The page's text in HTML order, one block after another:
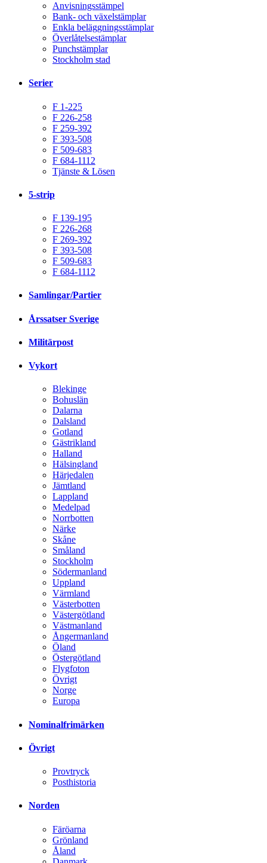
Anvisningsstämpel
Bank- och växelstämplar
Enkla beläggningsstämplar
Överlåtelsestämplar
Punchstämplar
Stockholm stad
Serier
F 1-225
F 226-258
F 259-392
F 393-508
F 509-683
F 684-1112
Tjänste & Lösen
5-strip
F 139-195
F 226-268
F 269-392
F 393-508
F 509-683
F 684-1112
Samlingar/Partier
Årssatser Sverige
Militärpost
Vykort
Blekinge
Bohuslän
Dalarna
Dalsland
Gotland
Gästrikland
Halland
Hälsingland
Härjedalen
Jämtland
Lappland
Medelpad
Norrbotten
Närke
Skåne
Småland
Stockholm
Södermanland
Uppland
Värmland
Västerbotten
Västergötland
Västmanland
Ångermanland
Öland
Östergötland
Flygfoton
Övrigt
Norge
Europa
Nominalfrimärken
Övrigt
Provtryck
Posthistoria
Norden
Färöarna
Grönland
Åland